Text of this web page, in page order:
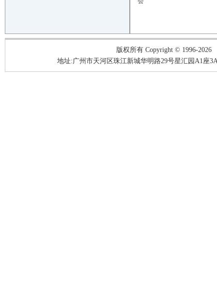
版权所有 Copyright © 1996-2026
地址:广州市天河区珠江新城华明路29号星汇园A1座